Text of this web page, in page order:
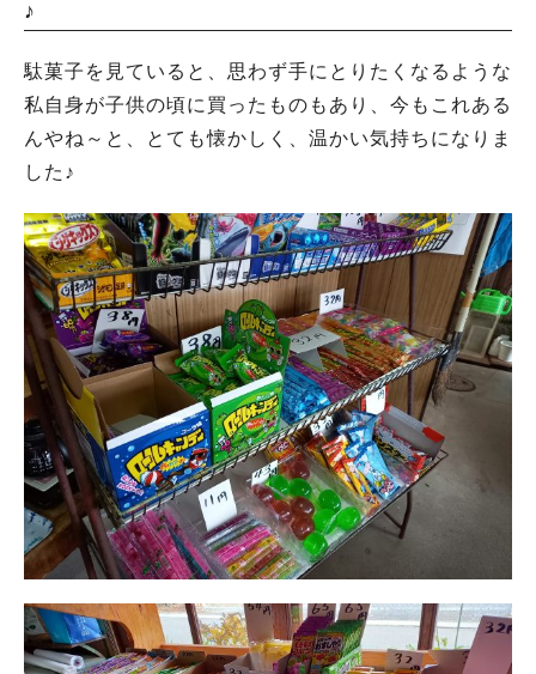
♪
駄菓子を見ていると、思わず手にとりたくなるような
私自身が子供の頃に買ったものもあり、今もこれある
んやね～と、とても懐かしく、温かい気持ちになりま
した♪